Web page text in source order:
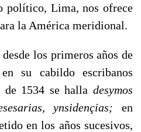
Lima, nos ofrece
la América meridional.
los primeros años de
su cabildo escribanos
de 1534 se halla desymos
ynsidençias; en
en los años sucesivos,